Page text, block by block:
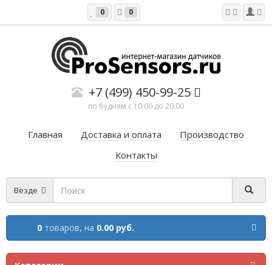
0 0
+7 (499) 450-99-25
по будням с 10:00 до 20:00
Главная Доставка и оплата
Производство
Контакты
Везде
0 товаров, на 0.00 руб.